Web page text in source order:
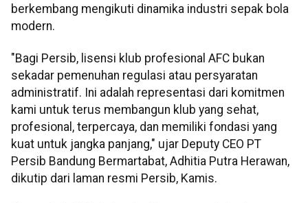
berkembang mengikuti dinamika industri sepak bola
modern.
"Bagi Persib, lisensi klub profesional AFC bukan
sekadar pemenuhan regulasi atau persyaratan
administratif. Ini adalah representasi dari komitmen
kami untuk terus membangun klub yang sehat,
profesional, terpercaya, dan memiliki fondasi yang
kuat untuk jangka panjang," ujar Deputy CEO PT
Persib Bandung Bermartabat, Adhitia Putra Herawan,
dikutip dari laman resmi Persib, Kamis.